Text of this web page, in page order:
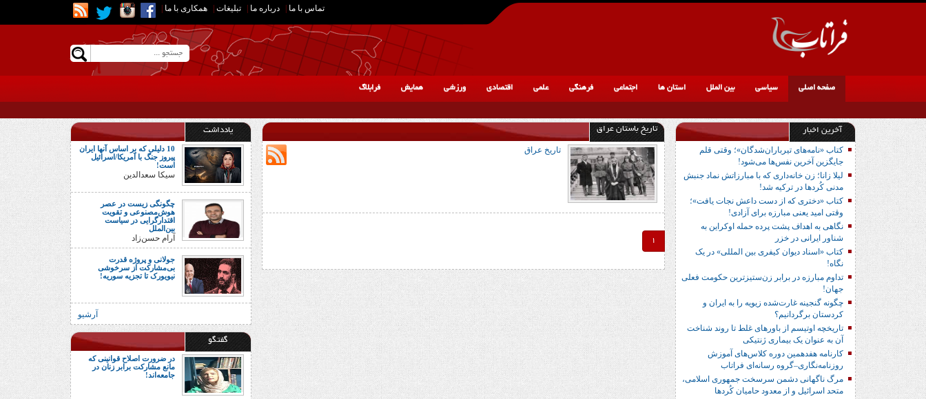
تماس با ما درباره ما تبلیغات همکاری با ما
صفحه اصلی سیاسی بین الملل استان ها اجتماعی فرهنگی علمی اقتصادی ورزشی همایش فرابلاگ
آخرین اخبار
کتاب «نامه‌های تیرباران‌شدگان»؛ وقتی قلم
جایگزین آخرین نفس‌ها می‌شود!
لیلا زانا؛ زن خانه‌داری که با مبارزاتش نماد جنبش
مدنی کُردها در ترکیه شد!
کتاب «دختری که از دست داعش نجات یافت»؛
وقتی امید یعنی مبارزه برای آزادی!
نگاهی به اهداف پشت پرده حمله اوکراین به
شناور ایرانی در خزر
کتاب «اسناد دیوان کیفری بین المللی» در یک
نگاه!
تداوم مبارزه در برابر زن‌ستیزترین حکومت فعلی
جهان!
چگونه گنجینه غارت‌شده زیویه را به ایران و
کردستان برگردانیم؟
تاریخچه اوتیسم از باورهای غلط تا روند شناخت
آن به عنوان یک بیماری ژنتیکی
کارنامه هفدهمین دوره کلاس‌های آموزش
روزنامه‌نگاری–گروه رسانه‌ای فراتاب
مرگ ناگهانی دشمن سرسخت جمهوری اسلامی،
متحد اسرائیل و از معدود حامیان کُردها
تاریخ باستان عراق
تاریخ عراق
1
یادداشت
10 دلیلی که بر اساس آنها ایران
پیروز جنگ با آمریکا/اسرائیل
است!
سیکا سعدالدین
چگونگی زیست در عصر
هوش‌مصنوعی و تقویت
اقتدارگرایی در سیاست
بین‌الملل
آرام حسن‌زاد
جولانی و پروژه قدرت
بی‌مشارکت از سرخوشی
نیویورک تا تجزیه سوریه!
آرشیو
گفتگو
در ضرورت اصلاح قوانینی که
مانع مشارکت برابر زنان در
جامعه‌اند!